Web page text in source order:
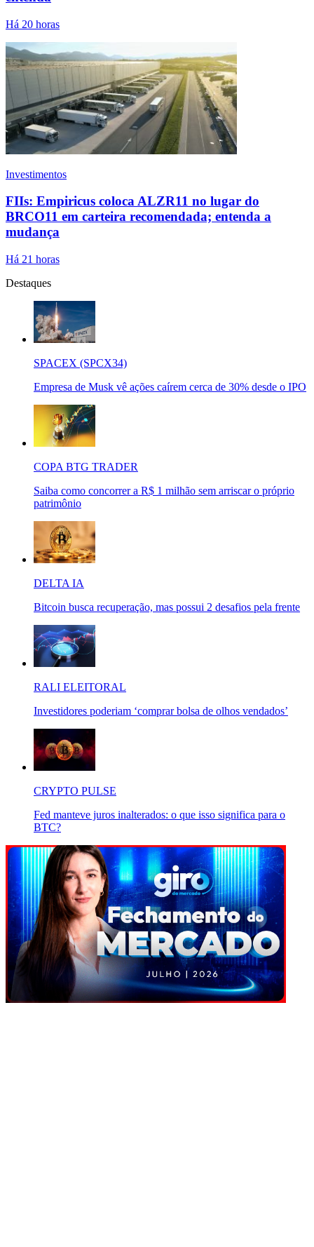
Há 20 horas
Investimentos
FIIs: Empiricus coloca ALZR11 no lugar do
BRCO11 em carteira recomendada; entenda a
mudança
Há 21 horas
Destaques
SPACEX (SPCX34)
Empresa de Musk vê ações caírem cerca de 30% desde o IPO
COPA BTG TRADER
Saiba como concorrer a R$ 1 milhão sem arriscar o próprio
patrimônio
DELTA IA
Bitcoin busca recuperação, mas possui 2 desafios pela frente
RALI ELEITORAL
Investidores poderiam ‘comprar bolsa de olhos vendados’
CRYPTO PULSE
Fed manteve juros inalterados: o que isso significa para o
BTC?